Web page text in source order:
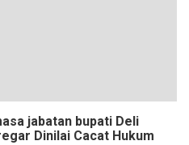
jabatan bupati Deli
Dinilai Cacat Hukum